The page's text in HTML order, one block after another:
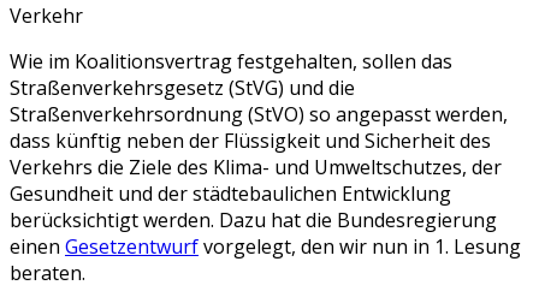
Verkehr
Wie im Koalitionsvertrag festgehalten, sollen das
Straßenverkehrsgesetz (StVG) und die
Straßenverkehrsordnung (StVO) so angepasst werden,
dass künftig neben der Flüssigkeit und Sicherheit des
Verkehrs die Ziele des Klima- und Umweltschutzes, der
Gesundheit und der städtebaulichen Entwicklung
berücksichtigt werden. Dazu hat die Bundesregierung
einen Gesetzentwurfvorgelegt, den wir nun in 1. Lesung
beraten.